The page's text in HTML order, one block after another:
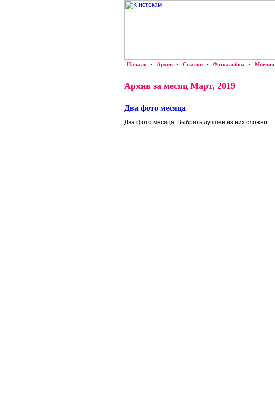
Начало · Архив · Ссылки · Фотоальбом · Мнения
Архив за месяц Март, 2019
Два фото месяца
Два фото месяца. Выбрать лучшее из них сложно: